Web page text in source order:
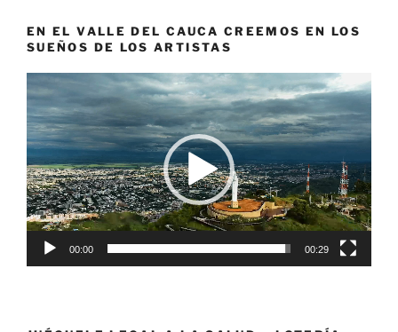
EN EL VALLE DEL CAUCA CREEMOS EN LOS
SUEÑOS DE LOS ARTISTAS
Reproductor
de
vídeo
00:00 00:29